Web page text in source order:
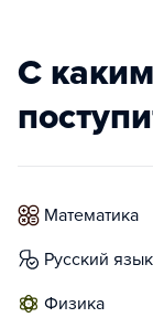
С
математика
русский язык
физика